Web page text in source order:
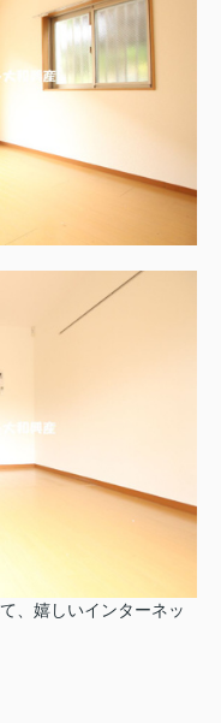
、嬉しいインターネッ